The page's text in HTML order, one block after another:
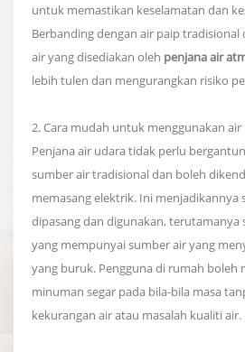
untuk memastikan keselamatan dan
Berbanding dengan air paip
air yang disediakan oleh penjana air
lebih tulen dan mengurangkan risiko
2. Cara mudah untuk menggunakan air
Penjana air udara tidak perlu
sumber air tradisional dan boleh
memasang elektrik. Ini
dipasang dan digunakan, terutamanya
yang mempunyai sumber air yang
yang buruk. Pengguna di rumah boleh
minuman segar pada bila-bila masa
kekurangan air atau masalah kualiti air.